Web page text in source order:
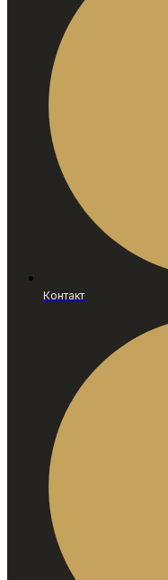
Контакт